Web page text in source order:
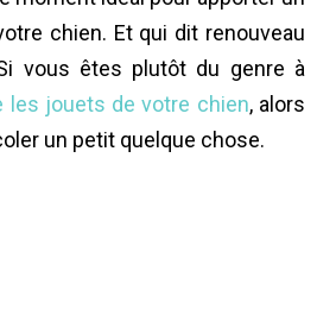
chien. Et qui dit renouveau
vous êtes plutôt du genre à
les jouets de votre chien, alors
un petit quelque chose.